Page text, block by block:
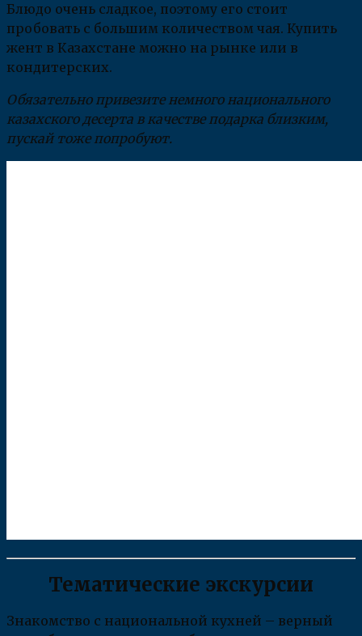
Блюдо очень сладкое, поэтому его стоит
пробовать с большим количеством чая. Купить
жент в Казахстане можно на рынке или в
кондитерских.
Обязательно привезите немного национального
казахского десерта в качестве подарка близким,
пускай тоже попробуют.
Тематические экскурсии
Знакомство с национальной кухней – верный